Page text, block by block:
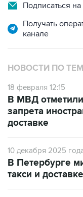
Подписаться
Получать
канале
НОВОСТИ ПО
18 февраля 12:15
В МВД
запрета
доставке
10 декабря 2025
В Петербурге
такси и